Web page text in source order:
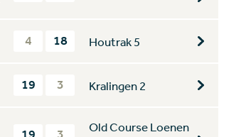
4 Houtrak 5
18
19 Kralingen 2
3
Old Course Loenen